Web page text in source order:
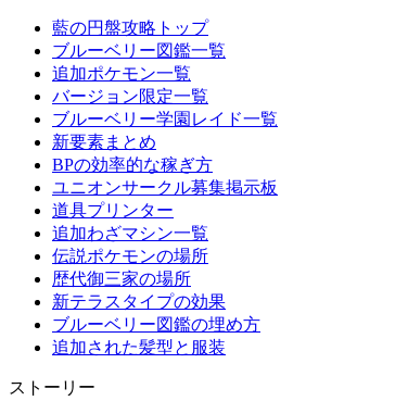
藍の円盤攻略トップ
ブルーベリー図鑑一覧
追加ポケモン一覧
バージョン限定一覧
ブルーベリー学園レイド一覧
新要素まとめ
BPの効率的な稼ぎ方
ユニオンサークル募集掲示板
道具プリンター
追加わざマシン一覧
伝説ポケモンの場所
歴代御三家の場所
新テラスタイプの効果
ブルーベリー図鑑の埋め方
追加された髪型と服装
ストーリー